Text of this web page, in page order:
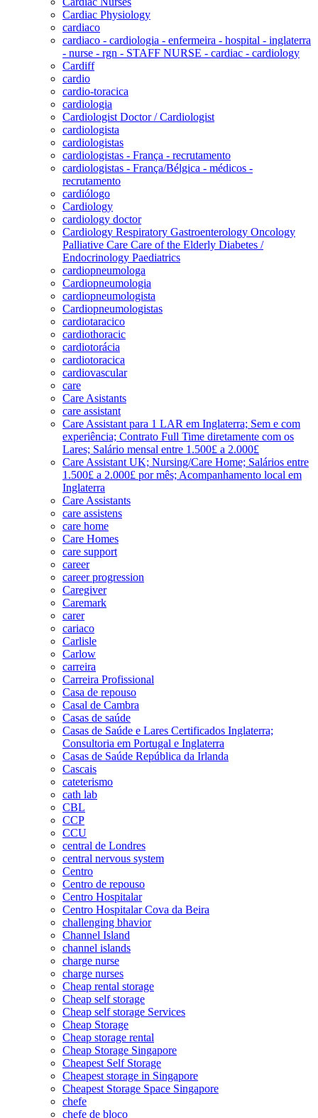
Cardiac Physiology
cardiaco
cardiaco - cardiologia - enfermeira - hospital - inglaterra
- nurse - rgn - STAFF NURSE - cardiac - cardiology
Cardiff
cardio
cardio-toracica
cardiologia
Cardiologist Doctor / Cardiologist
cardiologista
cardiologistas
cardiologistas - França - recrutamento
cardiologistas - França/Bélgica - médicos -
recrutamento
cardiólogo
Cardiology
cardiology doctor
Cardiology Respiratory Gastroenterology Oncology
Palliative Care Care of the Elderly Diabetes /
Endocrinology Paediatrics
cardiopneumologa
Cardiopneumologia
cardiopneumologista
Cardiopneumologistas
cardiotaracico
cardiothoracic
cardiotorácia
cardiotoracica
cardiovascular
care
Care Asistants
care assistant
Care Assistant para 1 LAR em Inglaterra; Sem e com
experiência; Contrato Full Time diretamente com os
Lares; Salário mensal entre 1.500£ a 2.000£
Care Assistant UK; Nursing/Care Home; Salários entre
1.500£ a 2.000£ por mês; Acompanhamento local em
Inglaterra
Care Assistants
care assistens
care home
Care Homes
care support
career
career progression
Caregiver
Caremark
carer
cariaco
Carlisle
Carlow
carreira
Carreira Profissional
Casa de repouso
Casal de Cambra
Casas de saúde
Casas de Saúde e Lares Certificados Inglaterra;
Consultoria em Portugal e Inglaterra
Casas de Saúde República da Irlanda
Cascais
cateterismo
cath lab
CBL
CCP
CCU
central de Londres
central nervous system
Centro
Centro de repouso
Centro Hospitalar
Centro Hospitalar Cova da Beira
challenging bhavior
Channel Island
channel islands
charge nurse
charge nurses
Cheap rental storage
Cheap self storage
Cheap self storage Services
Cheap Storage
Cheap storage rental
Cheap Storage Singapore
Cheapest Self Storage
Cheapest storage in Singapore
Cheapest Storage Space Singapore
chefe
chefe de bloco